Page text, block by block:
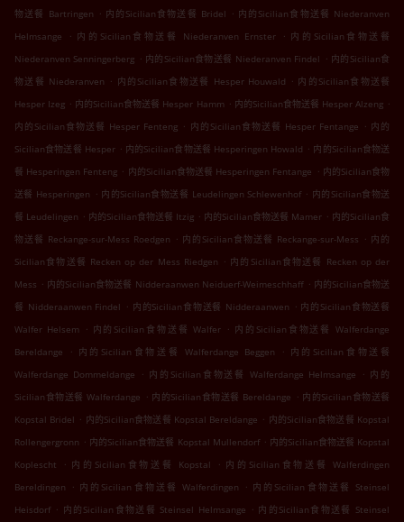
物送餐 Bartringen . 内的Sicilian食物送餐 Bridel . 内的Sicilian食物送餐 Niederanven
Helmsange
. 内的Sicilian食物送餐 Niederanven Ernster . 内的Sicilian食物送餐
Niederanven Senningerberg . 内的Sicilian食物送餐 Niederanven Findel . 内的Sicilian食
物送餐 Niederanven . 内的Sicilian食物送餐 Hesper Houwald . 内的Sicilian食物送餐
Hesper Izeg . 内的Sicilian食物送餐 Hesper Hamm . 内的Sicilian食物送餐 Hesper Alzeng .
内的Sicilian食物送餐 Hesper Fenteng . 内的Sicilian食物送餐 Hesper Fentange . 内的
Sicilian食物送餐 Hesper . 内的Sicilian食物送餐 Hesperingen Howald . 内的Sicilian食物送
餐 Hesperingen Fenteng . 内的Sicilian食物送餐 Hesperingen Fentange . 内的Sicilian食物
送餐 Hesperingen . 内的Sicilian食物送餐 Leudelingen Schlewenhof . 内的Sicilian食物送
餐 Leudelingen . 内的Sicilian食物送餐 Itzig . 内的Sicilian食物送餐 Mamer . 内的Sicilian食
物送餐 Reckange-sur-Mess Roedgen . 内的Sicilian食物送餐 Reckange-sur-Mess . 内的
Sicilian食物送餐 Recken op der Mess Riedgen . 内的Sicilian食物送餐 Recken op der
Mess . 内的Sicilian食物送餐 Nidderaanwen Neiduerf-Weimeschhaff . 内的Sicilian食物送
餐 Nidderaanwen Findel . 内的Sicilian食物送餐 Nidderaanwen . 内的Sicilian食物送餐
Walfer Helsem
. 内的Sicilian食物送餐 Walfer . 内的Sicilian食物送餐 Walferdange
Bereldange
. 内的Sicilian食物送餐 Walferdange Beggen . 内的Sicilian食物送餐
Walferdange Dommeldange
. 内的Sicilian食物送餐 Walferdange Helmsange . 内的
Sicilian食物送餐 Walferdange . 内的Sicilian食物送餐 Bereldange . 内的Sicilian食物送餐
Kopstal Bridel . 内的Sicilian食物送餐 Kopstal Bereldange . 内的Sicilian食物送餐 Kopstal
Rollengergronn . 内的Sicilian食物送餐 Kopstal Mullendorf . 内的Sicilian食物送餐 Kopstal
Koplescht
. 内的Sicilian食物送餐 Kopstal . 内的Sicilian食物送餐 Walferdingen
Bereldingen
. 内的Sicilian食物送餐 Walferdingen . 内的Sicilian食物送餐 Steinsel
Heisdorf . 内的Sicilian食物送餐 Steinsel Helmsange . 内的Sicilian食物送餐 Steinsel